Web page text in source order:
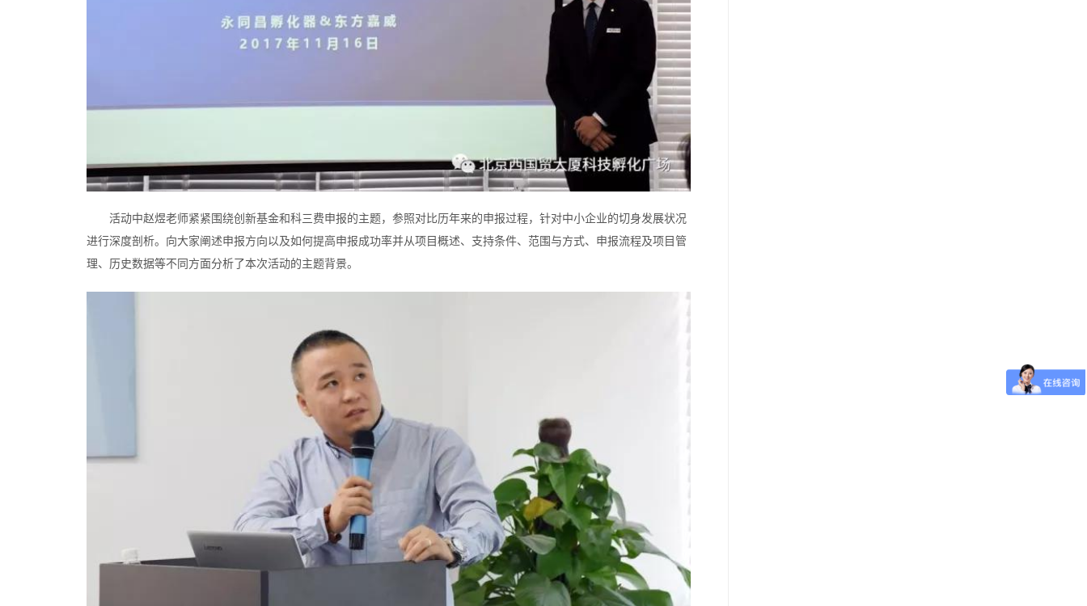
活动中赵煜老师紧紧围绕创新基金和科三费申报的主题，参照对比历年来的申报过程，针对中小企业的切身发展状况
进行深度剖析。向大家阐述申报方向以及如何提高申报成功率并从项目概述、支持条件、范围与方式、申报流程及项目管
理、历史数据等不同方面分析了本次活动的主题背景。